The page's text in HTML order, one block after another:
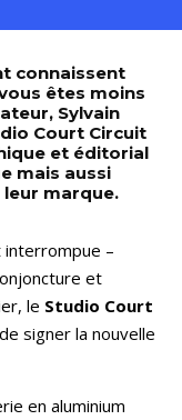
connaissent
êtes moins
Sylvain
Court Circuit
et éditorial
mais aussi
leur marque.
interrompue –
et
le Studio Court
signer la nouvelle
en aluminium